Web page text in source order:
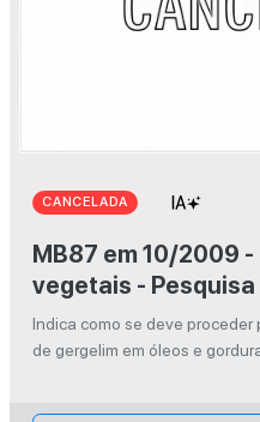
CANCELADA
MB87 em 10/2009 - óleos e gorduras
vegetais -
(reação de
Indica como se deve proceder
de gergelim em óleos e